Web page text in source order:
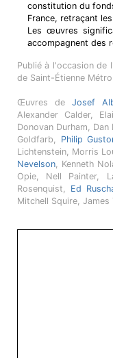
constitution du
France, retraçant
Les œuvres
accompagnent des
Publié à l'occasion de
de Saint-Étienne
Œuvres deJosef
Alexander Calder,
Donovan Durham, Dan
Goldfarb, Philip
Lichtenstein, Morris
Nevelson, Kenneth
Opie, Nell Painter,
Rosenquist, Ed
Mitchell Squire, James